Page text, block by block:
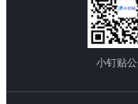
小钉贴